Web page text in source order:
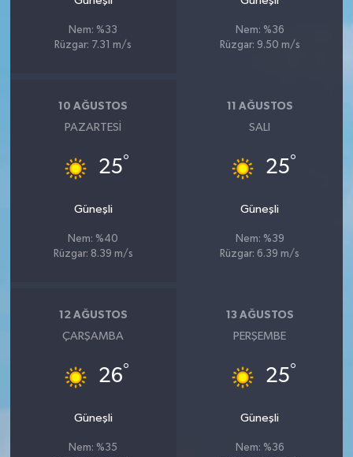
Nem: %33
Rüzgar: 7.31 m/s
Nem: %36
Rüzgar: 9.50 m/s
10 AĞUSTOS
PAZARTESI
25°
Güneşli
Nem: %40
Rüzgar: 8.39 m/s
11 AĞUSTOS
SALI
25°
Güneşli
Nem: %39
Rüzgar: 6.39 m/s
12 AĞUSTOS
ÇARŞAMBA
26°
Güneşli
Nem: %35
13 AĞUSTOS
PERŞEMBE
25°
Güneşli
Nem: %36